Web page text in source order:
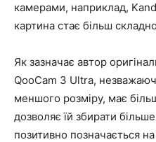
камерами, наприклад,
картина стає більш
Як зазначає автор
QooCam 3 Ultra,
меншого розміру, має
дозволяє їй збирати
позитивно позначається